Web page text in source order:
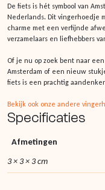
De fiets is hét symbool van
Nederlands. Dit vingerhoedje
charme met een verfijnde
verzamelaars en liefhebbers
Of je nu op zoek bent naar
Amsterdam of een nieuw
fiets is een prachtig
Bekijk ook onze andere
Specificaties
Afmetingen
3 × 3 × 3 cm